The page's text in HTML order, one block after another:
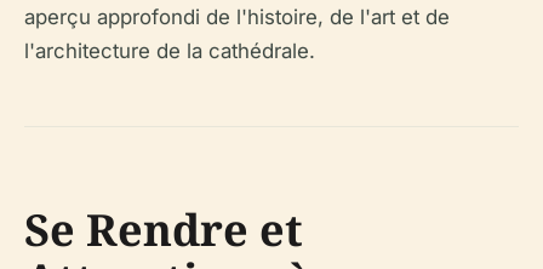
aperçu approfondi de l'histoire, de l'art et de
l'architecture de la cathédrale.
Se Rendre et